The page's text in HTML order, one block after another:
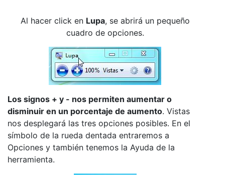
Al hacer click en Lupa, se abrirá un pequeño
cuadro de opciones.
Los signos + y - nos permiten aumentar o
disminuir en un porcentaje de aumento. Vistas
nos desplegará las tres opciones posibles. En el
símbolo de la rueda dentada entraremos a
Opciones y también tenemos la Ayuda de la
herramienta.